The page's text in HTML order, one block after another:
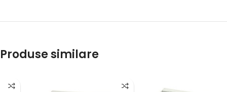
Produse similare